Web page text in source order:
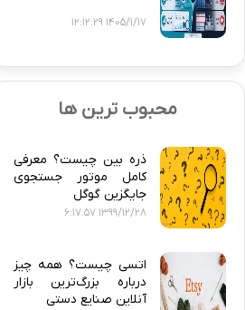
1405/1/17 12:12:29
محبوب ترین ها
ذره‌ بین چیست؟ معرفی
کامل موتور جستجوی
جایگزین گوگل
1399/12/28 6:17:57
اتسی چیست؟ همه‌ چیز
درباره بزرگ‌ترین بازار
آنلاین صنایع دستی